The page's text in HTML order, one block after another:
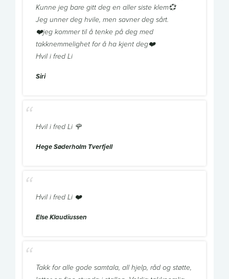
Kunne jeg bare gitt deg en aller siste klem💞
Jeg unner deg hvile, men savner deg sårt.
❤️jeg kommer til å tenke på deg med
takknemmelighet for å ha kjent deg❤️
Hvil i fred Li
Siri
Hvil i fred Li 🌹
Hege Søderholm Tverfjell
Hvil i fred Li ❤️
Else Klaudiussen
Takk for alle gode samtala, all hjelp, råd og støtte,